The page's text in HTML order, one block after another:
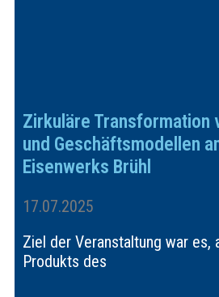
Zirkuläre Transformation
und Geschäftsmodellen
Eisenwerks Brühl
17.07.2025
Ziel der Veranstaltung war es,
Produkts des